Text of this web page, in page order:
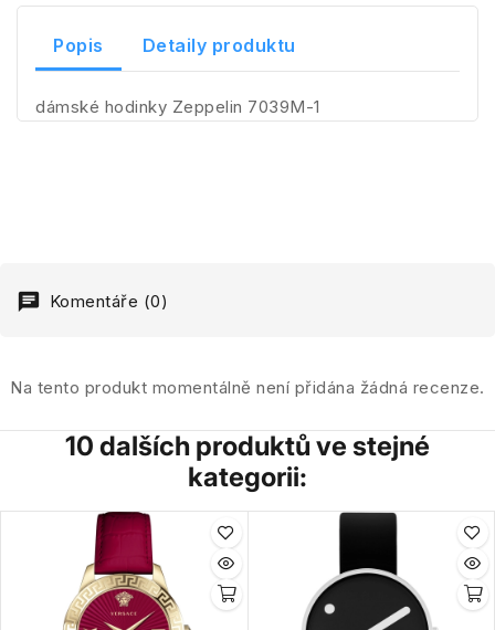
Popis Detaily produktu
dámské hodinky Zeppelin 7039M-1
Komentáře (0)
Na tento produkt momentálně není přidána žádná recenze.
10 dalších produktů ve stejné
kategorii: